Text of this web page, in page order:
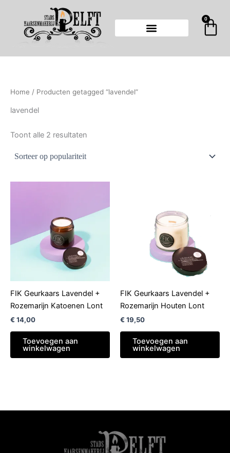
0
Home / Producten getagged “lavendel”
lavendel
Toont alle 2 resultaten
op
populariteit
FIK Geurkaars Lavendel +
Rozemarijn Katoenen Lont
€ 14,00
Toevoegen aan
winkelwagen
FIK Geurkaars Lavendel +
Rozemarijn Houten Lont
€ 19,50
Toevoegen aan
winkelwagen